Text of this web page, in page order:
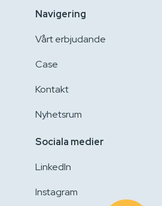
Navigering
Vårt erbjudande
Case
Kontakt
Nyhetsrum
Sociala medier
LinkedIn
Instagram